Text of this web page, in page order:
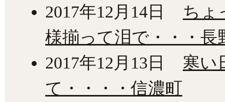
2017年12月14日
ちょ
様揃って泪で・・・長
2017年12月13日
寒い
て・・・・信濃町